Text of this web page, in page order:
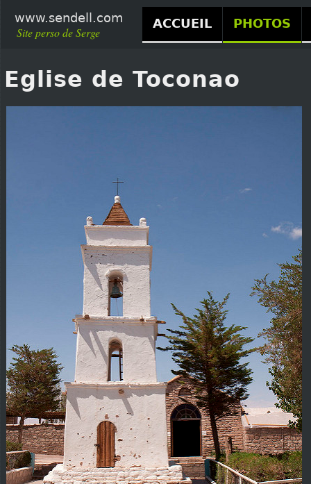
Eglise de Toconao
www.sendell.com ACCUEIL PHOTOS
Site perso de Serge